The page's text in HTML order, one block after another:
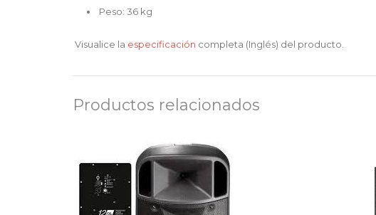
Peso: 36 kg
Visualice la especificación completa (Inglés) del producto.
Productos relacionados